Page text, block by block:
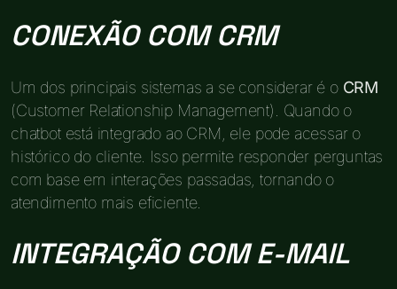
CONEXÃO COM CRM
Um dos principais sistemas a se considerar é o CRM
(Customer Relationship Management). Quando o
chatbot está integrado ao CRM, ele pode acessar o
histórico do cliente. Isso permite responder perguntas
com base em interações passadas, tornando o
atendimento mais eficiente.
INTEGRAÇÃO COM E-MAIL